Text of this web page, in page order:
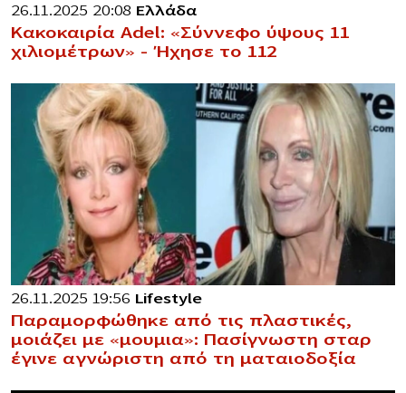
26.11.2025 20:08 Ελλάδα
Κακοκαιρία Adel: «Σύννεφο ύψους 11
χιλιομέτρων» – Ήχησε το 112
26.11.2025 19:56 Lifestyle
Παραμορφώθηκε από τις πλαστικές,
μοιάζει με «μoυμια»: Πασίγνωστη σταρ
έγινε αγνώριστη από τη ματαιοδοξία